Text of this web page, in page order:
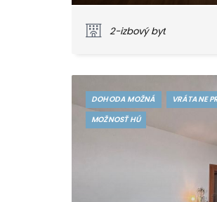
2-izbový byt
DOHODA MOŽNÁ
VRÁTANE
MOŽNOSŤ HÚ